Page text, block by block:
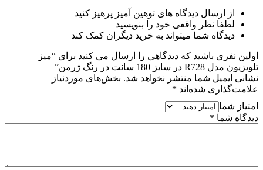
از ارسال دیدگاه های توهین آمیز پرهیز کنید
لطفا نظر واقعی خود را بنویسید
دیدگاه شما میتواند به خرید دیگران کمک کند
اولین نفری باشید که دیدگاهی را ارسال می کنید برای “میز
تلویزیون مدل R728 در سایز 180 سانت در رنگ ژرمن”
نشانی ایمیل شما منتشر نخواهد شد. بخش‌های موردنیاز
علامت‌گذاری شده‌اند *
امتیاز شما
دیدگاه شما *